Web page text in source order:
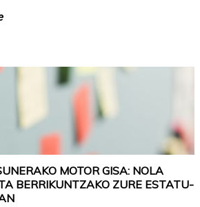
MOTOR GISA: NOLA
BERRIKUNTZAKO ZURE ESTATU-